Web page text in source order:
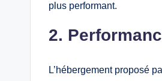
plus performant.
2.
L’hébergement proposé